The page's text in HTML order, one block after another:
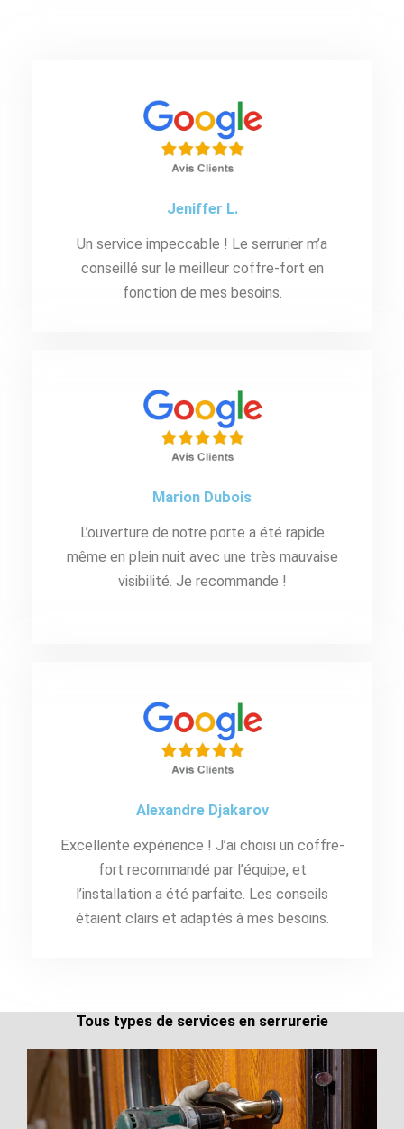
Jeniffer L.
Un service impeccable ! Le serrurier m’a
conseillé sur le meilleur coffre-fort en
fonction de mes besoins.
Marion Dubois
L’ouverture de notre porte a été rapide
même en plein nuit avec une très mauvaise
visibilité. Je recommande !
Alexandre Djakarov
Excellente expérience ! J’ai choisi un coffre-
fort recommandé par l’équipe, et
l’installation a été parfaite. Les conseils
étaient clairs et adaptés à mes besoins.
Tous types de services en serrurerie